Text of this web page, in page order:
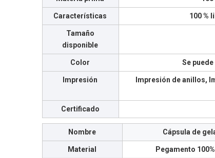
Características 100 %
Tamaño
disponible
Color Se
Impresión
Impresión de anillos,
Certificado
Nombre Cápsula de
Material Pegamento